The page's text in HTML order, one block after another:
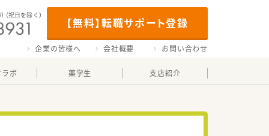
【無料】転職サポート登録
（祝日を除く）
企業の皆様へ 会社概要 お問い合わせ
ボ 薬学生 支店紹介